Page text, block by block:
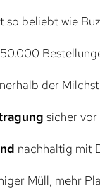
so beliebt wie
der
sicher
nachhaltig mit
Müll, mehr